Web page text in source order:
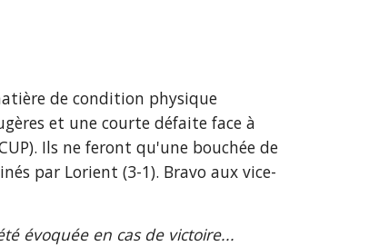
de condition physique
et une courte défaite face à
Ils ne feront qu'une bouchée de
par Lorient (3-1). Bravo aux vice-
évoquée en cas de victoire...